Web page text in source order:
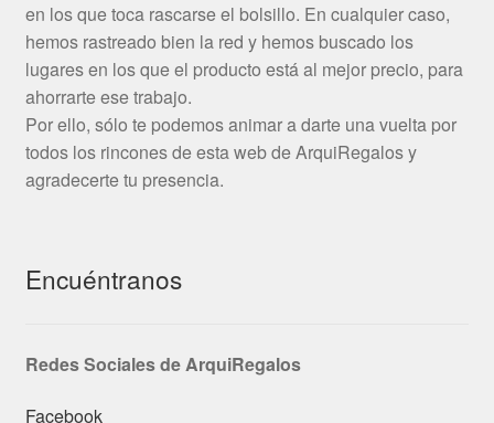
en los que toca rascarse el bolsillo. En cualquier caso,
hemos rastreado bien la red y hemos buscado los
lugares en los que el producto está al mejor precio, para
ahorrarte ese trabajo.
Por ello, sólo te podemos animar a darte una vuelta por
todos los rincones de esta web de ArquiRegalos y
agradecerte tu presencia.
Encuéntranos
Redes Sociales de ArquiRegalos
Facebook